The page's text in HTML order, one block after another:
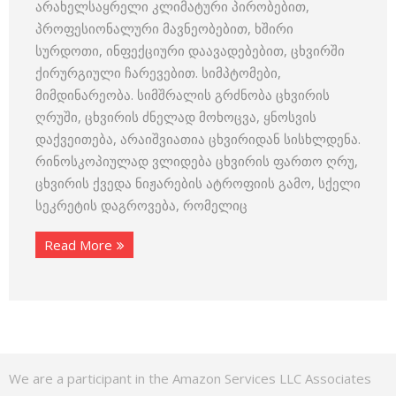
არახელსაყრელი კლიმატური პირობებით,
პროფესიონალური მავნეობებით, ხშირი
სურდოთი, ინფექციური დაავადებებით, ცხვირში
ქირურგიული ჩარევებით. სიმპტომები,
მიმდინარეობა. სიმშრალის გრძნობა ცხვირის
ღრუში, ცხვირის ძნელად მოხოცვა, ყნოსვის
დაქვეითება, არაიშვიათია ცხვირიდან სისხლდენა.
რინოსკოპიულად ვლიდება ცხვირის ფართო ღრუ,
ცხვირის ქვედა ნიჟარების ატროფიის გამო, სქელი
სეკრეტის დაგროვება, რომელიც
Read More
We are a participant in the Amazon Services LLC Associates